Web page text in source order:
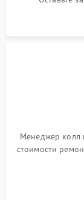
Менеджер колл
стоимости